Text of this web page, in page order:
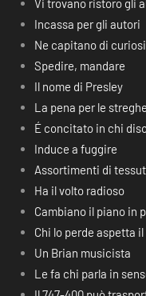
Vi trovano ristoro gli
Incassa per gli autori
Ne capitano di curiosi
Spedire, mandare
Il nome di Presley
La pena per le streghe
É concitato in chi
Induce a fuggire
Assortimenti di
Ha il volto radioso
Cambiano il piano in
Chi lo perde aspetta
Un Brian musicista
Le fa chi parla in